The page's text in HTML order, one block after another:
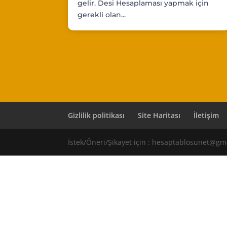
gelir. Desi Hesaplaması yapmak için
gerekli olan...
Gizlilik politikası Site Haritası İletişim
İstek/Öneri/Şikayet için :